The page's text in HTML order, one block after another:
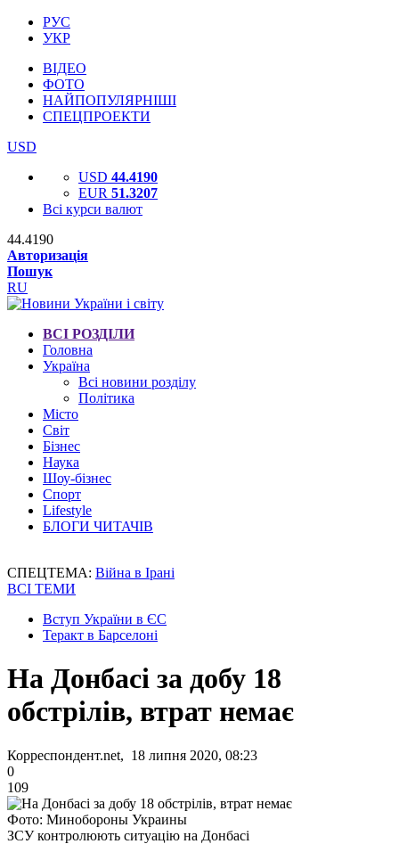
РУС
УКР
ВІДЕО
ФОТО
НАЙПОПУЛЯРНІШІ
СПЕЦПРОЕКТИ
USD
USD 44.4190
EUR 51.3207
Всі курси валют
44.4190
Авторизація
Пошук
RU
ВСІ РОЗДІЛИ
Головна
Україна
Всі новини розділу
Політика
Місто
Світ
Бізнес
Наука
Шоу-бізнес
Спорт
Lifestyle
БЛОГИ ЧИТАЧІВ
СПЕЦТЕМА: Війна в Ірані
ВСІ ТЕМИ
Вступ України в ЄС
Теракт в Барселоні
На Донбасі за добу 18
обстрілів, втрат немає
Корреспондент.net, 18 липня 2020, 08:23
0
109
Фото: Минобороны Украины
ЗСУ контролюють ситуацію на Донбасі